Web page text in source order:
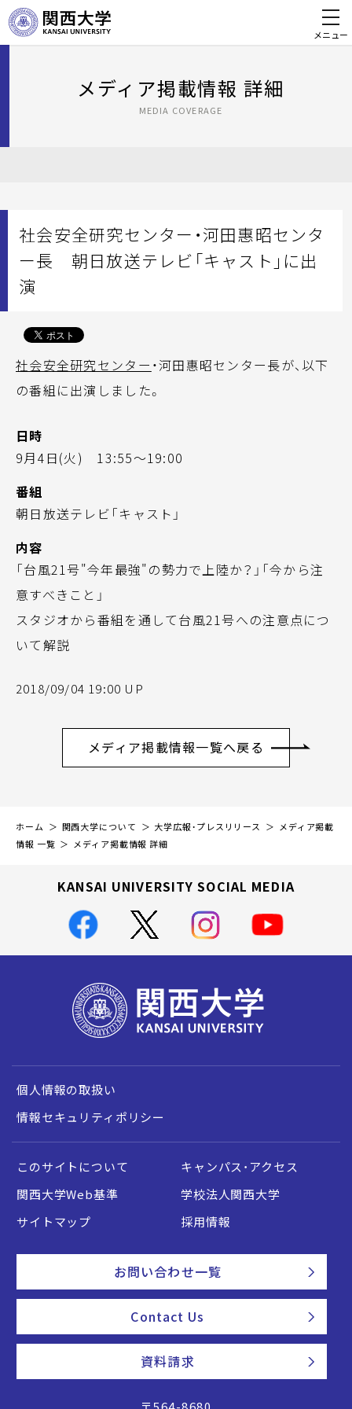
メニュー
メディア掲載情報 詳細
MEDIA COVERAGE
社会安全研究センター・河田惠昭センタ
ー長 朝日放送テレビ「キャスト」に出
演
社会安全研究センター ・河田惠昭センター長が、以下
の番組に出演しました。
日時
9月4日(火) 13:55～19:00
番組
朝日放送テレビ「キャスト」
内容
「台風21号"今年最強"の勢力で上陸か？」「今から注
意すべきこと」
スタジオから番組を通して台風21号への注意点につ
いて解説
2018/09/04 19:00 UP
メディア掲載情報一覧へ戻る
ホーム 関西大学について 大学広報・プレスリリース
メディア掲載
情報 一覧
メディア掲載情報 詳細
KANSAI UNIVERSITY SOCIAL MEDIA
個人情報の取扱い
情報セキュリティポリシー
このサイトについて
キャンパス・アクセス
関西大学Web基準
学校法人関西大学
サイトマップ
採用情報
お問い合わせ一覧
Contact Us
資料請求